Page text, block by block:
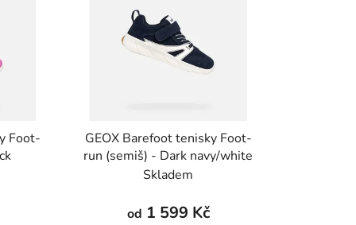
Foot-
GEOX Barefoot tenisky Foot-
run (semiš) - Dark navy/white
Skladem
od 1 599 Kč